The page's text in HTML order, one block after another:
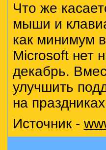
Что же
мыши и
как минимум
Microsoft нет
декабрь.
улучшить
на
Источник -